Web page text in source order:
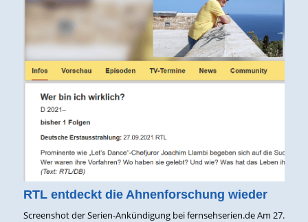
RTL entdeckt die Ahnenforschung wieder
Screenshot der Serien-Ankündigung bei fernsehserien.de Am 27.